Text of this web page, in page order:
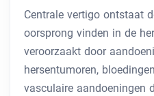
Centrale vertigo ontstaat
oorsprong vinden in de
veroorzaakt door
hersentumoren,
vasculaire aandoeningen